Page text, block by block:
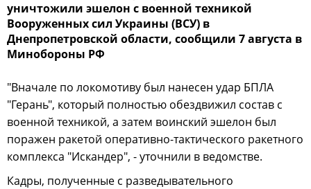
уничтожили эшелон с военной техникой
Вооруженных сил Украины (ВСУ) в
Днепропетровской области, сообщили 7 августа в
Минобороны РФ
"Вначале по локомотиву был нанесен удар БПЛА
"Герань", который полностью обездвижил состав с
военной техникой, а затем воинский эшелон был
поражен ракетой оперативно-тактического ракетного
комплекса "Искандер", - уточнили в ведомстве.
Кадры, полученные с разведывательного